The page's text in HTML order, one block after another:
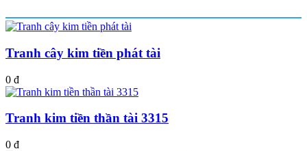
Tranh cây kim tiền phát tài
0 đ
Tranh kim tiền thần tài 3315
0 đ